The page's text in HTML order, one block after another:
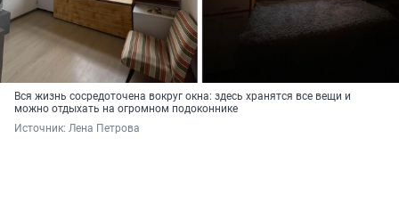
Вся жизнь сосредоточена вокруг окна: здесь хранятся все вещи и
можно отдыхать на огромном подоконнике
Источник: Лена Петрова